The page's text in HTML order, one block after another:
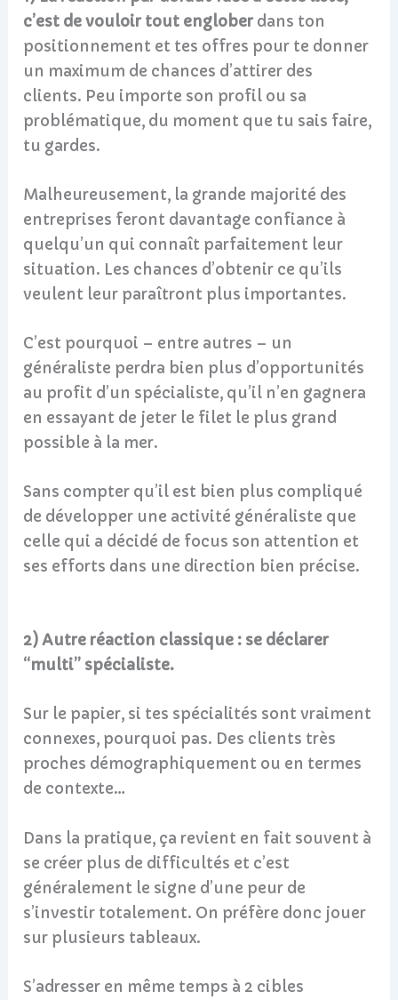
c’est de vouloir tout engloberdans ton
positionnement et tes offres pour te donner
un maximum de chances d’attirer des
clients. Peu importe son profil ou sa
problématique, du moment que tu sais faire,
tu gardes.
Malheureusement, la grande majorité des
entreprises feront davantage confiance à
quelqu’un qui connaît parfaitement leur
situation. Les chances d’obtenir ce qu’ils
veulent leur paraîtront plus importantes.
C’est pourquoi – entre autres – un
généraliste perdra bien plus d’opportunités
au profit d’un spécialiste, qu’il n’en gagnera
en essayant de jeter le filet le plus grand
possible à la mer.
Sans compter qu’il est bien plus compliqué
de développer une activité généraliste que
celle qui a décidé de focus son attention et
ses efforts dans une direction bien précise.
2) Autre réaction classique : se déclarer
“multi” spécialiste.
Sur le papier, si tes spécialités sont vraiment
connexes, pourquoi pas. Des clients très
proches démographiquement ou en termes
de contexte…
Dans la pratique, ça revient en fait souvent à
se créer plus de difficultés et c’est
généralement le signe d’une peur de
s’investir totalement. On préfère donc jouer
sur plusieurs tableaux.
S’adresser en même temps à 2 cibles